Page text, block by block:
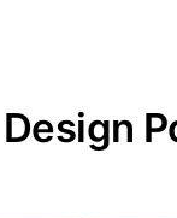
Design